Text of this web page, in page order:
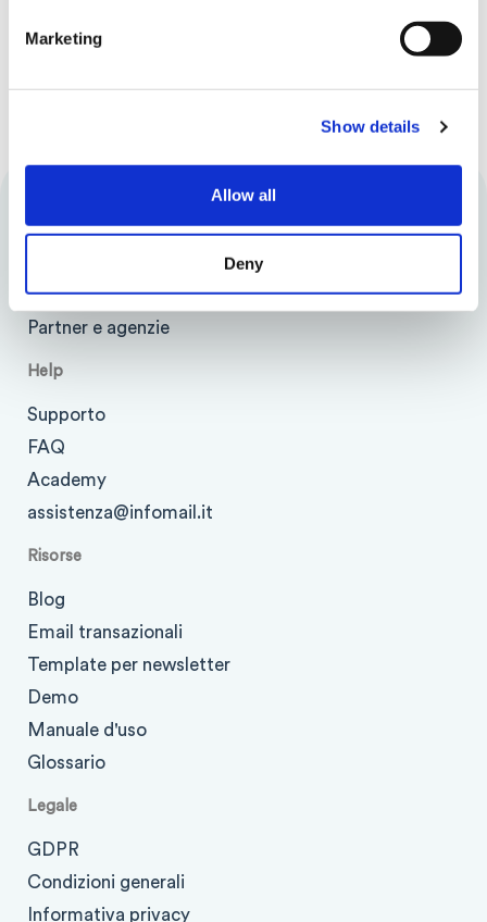
Marketing
Show details
Allow all
Deny
Cliccando su "Invia" dichiaro di aver letto e compreso
Lavora con noi
Partner e agenzie
Help
Supporto
FAQ
Academy
assistenza@infomail.it
Risorse
Blog
Email transazionali
Template per newsletter
Demo
Manuale d'uso
Glossario
Legale
GDPR
Condizioni generali
Informativa privacy